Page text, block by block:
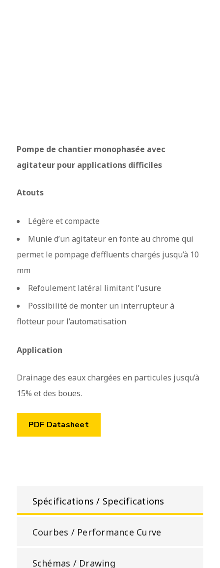
Pompe de chantier monophasée avec
agitateur pour applications difficiles
Atouts
Légère et compacte
Munie d’un agitateur en fonte au chrome qui
permet le pompage d’effluents chargés jusqu’à 10
mm
Refoulement latéral limitant l’usure
Possibilité de monter un interrupteur à
flotteur pour l’automatisation
Application
Drainage des eaux chargées en particules jusqu’à
15% et des boues.
PDF Datasheet
Spécifications / Specifications
Courbes / Performance Curve
Schémas / Drawing